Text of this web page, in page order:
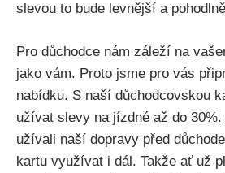
slevou to ‌bude levnější a
Pro důchodce nám záleží​ na
jako vám. ⁢Proto jsme pro⁣ vás
nabídku. ​S naší⁣ důchodcovskou
‍užívat slevy na ⁢jízdné až do
užívali naší dopravy před
kartu využívat i dál. Takže ať už